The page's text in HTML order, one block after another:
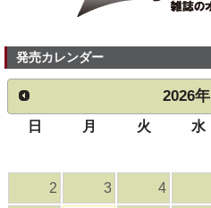
発売カレンダー
2026年
日 月 火 水
2 3 4